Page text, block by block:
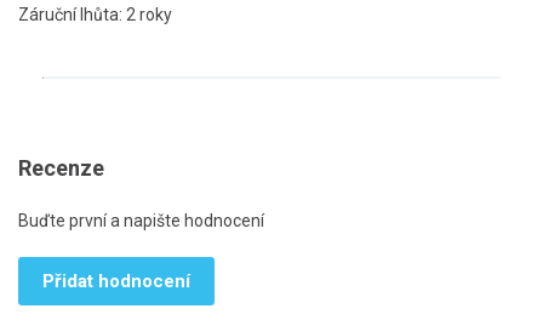
Záruční lhůta: 2 roky
Recenze
Buďte první a napište hodnocení
Přidat hodnocení